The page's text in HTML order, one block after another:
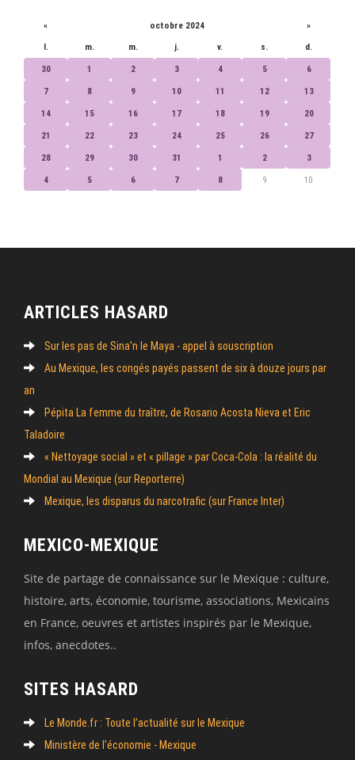
« octobre 2024 »
l. m. m. j. v. s. d.
30 1 2 3 4 5 6
7 8 9 10 11 12 13
14 15 16 17 18 19 20
21 22 23 24 25 26 27
28 29 30 31 1 2 3
4 5 6 7 8 9 10
ARTICLES HASARD
Sur les pas de Sina’n le Maya - appel à souscription
Au Mexique, les congés payés passent de six à douze jours par
an
Pépita La femme du traître, de Rosario Acosta Nieva et Eric
Taladoire
« Nettoyage social » et « pillage » par Coca-Cola : la réalité du
Mondial au Mexique (sur Reporterre)
Mexique, les disparus du narcotrafic (sur France Inter)
MEXICO-MEXIQUE
Site de partage de connaissance sur le Mexique : culture,
histoire, arts, économie, tourisme, associations, Mexicains
en France, oeuvres et artistes inspirés par le Mexique,
infos, anecdotes..
SITES HASARD
Le Monde.fr : Toute l’actualité sur le Mexique
Ministère de l’économie - Mexique